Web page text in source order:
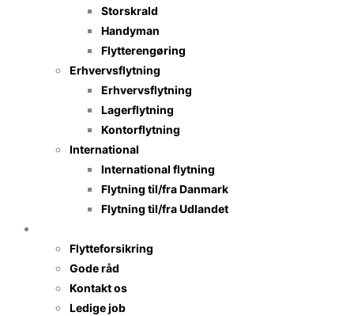
Storskrald
Handyman
Flytterengøring
Erhvervsflytning
Erhvervsflytning
Lagerflytning
Kontorflytning
International
International flytning
Flytning til/fra Danmark
Flytning til/fra Udlandet
Flytteforsikring
Gode råd
Kontakt os
Ledige job